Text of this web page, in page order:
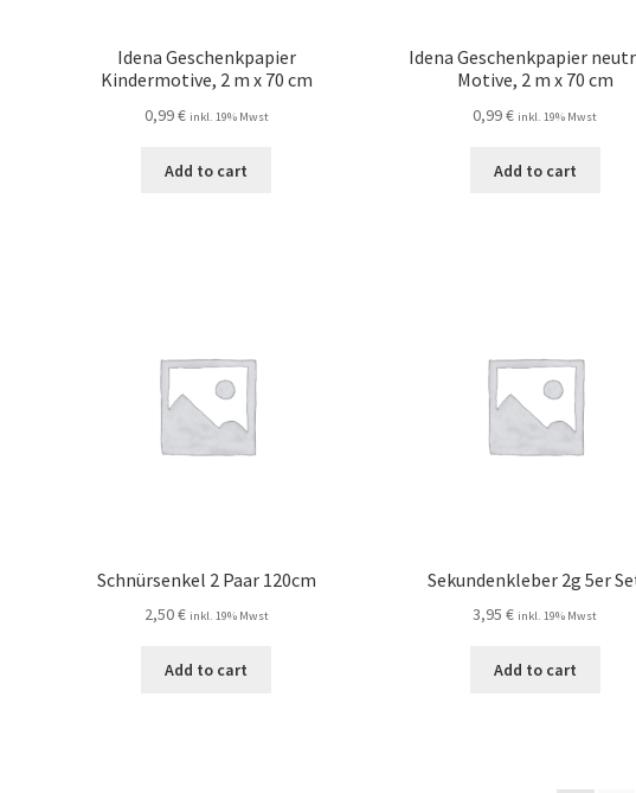
Idena Geschenkpapier
Kindermotive, 2 m x 70 cm
0,99€ inkl. 19% Mwst
Add to cart
Idena Geschenkpapier
Motive, 2 m x 70 cm
0,99€ inkl. 19% Mwst
Add to cart
Schnürsenkel 2 Paar 120cm
2,50€ inkl. 19% Mwst
Add to cart
Sekundenkleber 2g 5er
3,95€ inkl. 19% Mwst
Add to cart